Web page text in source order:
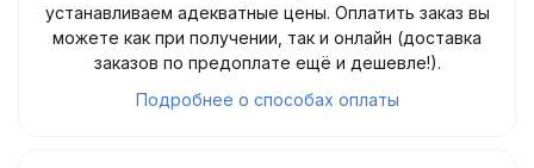
устанавливаем адекватные цены. Оплатить заказ вы
можете как при получении, так и онлайн (доставка
заказов по предоплате ещё и дешевле!).
Подробнее о способах оплаты